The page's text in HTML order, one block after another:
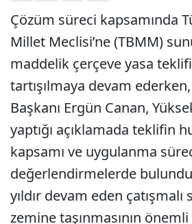
Çözüm süreci kapsamında
Millet Meclisi’ne (TBMM)
maddelik çerçeve yasa
tartışılmaya devam
Başkanı Ergün Canan,
yaptığı açıklamada teklifin
kapsamı ve uygulanma
değerlendirmelerde
yıldır devam eden
zemine taşınmasının